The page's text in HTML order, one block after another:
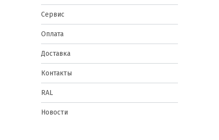
Сервис
Оплата
Доставка
Контакты
RAL
Новости